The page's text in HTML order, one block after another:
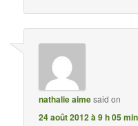
nathalie aimesaid on
24 août 2012 à 9 h 05 min